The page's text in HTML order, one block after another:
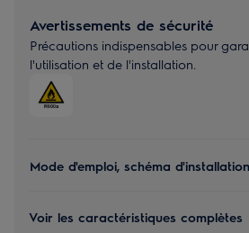
Avertissements de sécurité
Précautions indispensables pour
l'utilisation et de l'installation.
Mode d'emploi, schéma
Voir les caractéristiques complètes